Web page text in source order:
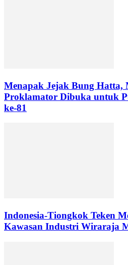
Menapak Jejak Bung Hatta,
Proklamator Dibuka untuk
ke-81
Indonesia-Tiongkok Teken
Kawasan Industri Wiraraja